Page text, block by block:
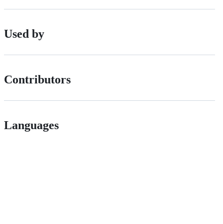
Used by
Contributors
Languages